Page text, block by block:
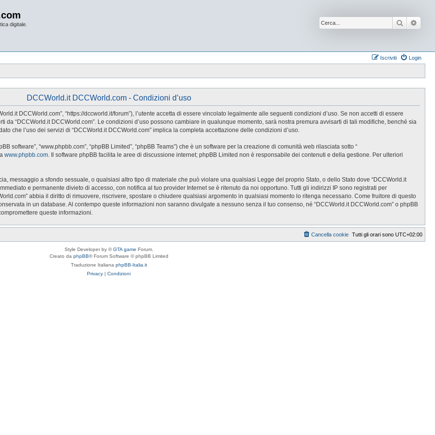
digitale. Cerca
Login
Iscriviti
DCCWorld.it DCCWorld.com - Condizioni d’uso
DCCWorld.com”, “https://dccworld.it/forum”), l’utente accetta di essere vincolato legalmente alle seguenti condizioni d’uso. Se non accetti di essere
da “DCCWorld.it DCCWorld.com”. Le condizioni d’uso possono cambiare in qualunque momento, sarà nostra premura avvisarti di tali modifiche, benché sia
che l’uso dei servizi di “DCCWorld.it DCCWorld.com” implica la completa accettazione delle condizioni d’uso.
software”, “www.phpbb.com”, “phpBB Limited”, “phpBB Teams”) che è un software per la creazione di comunità web rilasciata sotto “
www.phpbb.com. Il software phpBB facilita le aree di discussione internet; phpBB Limited non è responsabile dei contenuti e della gestione. Per ulteriori
messaggio a sfondo sessuale, o qualsiasi altro tipo di materiale che può violare una qualsiasi Legge del proprio Stato, o dello Stato dove “DCCWorld.it
e permanente divieto di accesso, con notifica al tuo provider Internet se è ritenuto da noi opportuno. Tutti gli indirizzi IP sono registrati per
abbia il diritto di rimuovere, riscrivere, spostare o chiudere qualsiasi argomento in qualsiasi momento lo ritenga necessario. Come fruitore di questo
in un database. Al contempo queste informazioni non saranno divulgate a nessuno senza il tuo consenso, né “DCCWorld.it DCCWorld.com” o phpBB
queste informazioni.
Tutti gli orari sono UTC+02:00
Cancella cookie
Style Developer by ©GTA game Forum.
Creato da phpBB® Forum Software © phpBB Limited
Traduzione Italiana phpBB-Italia.it
Privacy | Condizioni